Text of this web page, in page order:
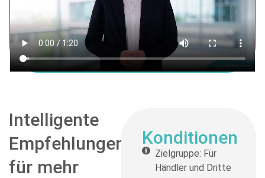
Intelligente
Empfehlungen
für mehr
Konditionen
Zielgruppe: Für
Händler und Dritte